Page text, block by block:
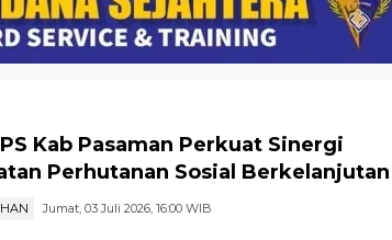
Kab Pasaman Perkuat Sinergi
Perhutanan Sosial Berkelanjutan
Jumat, 03 Juli 2026, 16:00 WIB